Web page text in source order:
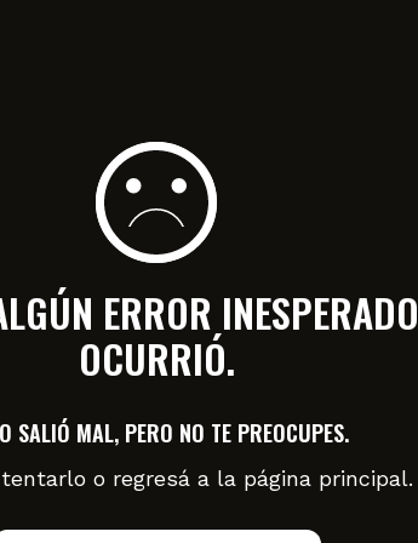
ERROR INESPERADO
OCURRIÓ.
SALIÓ MAL, PERO NO TE PREOCUPES.
o regresá a la página principal.